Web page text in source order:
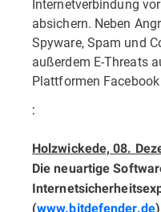
Internetverbindung
absichern. Neben
Spyware, Spam und
außerdem E-Threats
Plattformen
:
Holzwickede, 08.
Die neuartige
(www.bitdefender.de)